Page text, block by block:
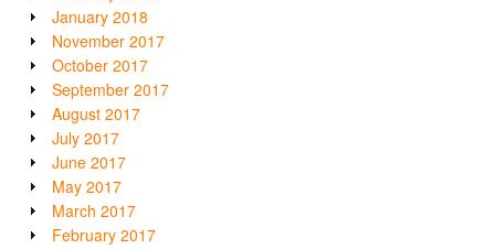
January 2018
November 2017
October 2017
September 2017
August 2017
July 2017
June 2017
May 2017
March 2017
February 2017